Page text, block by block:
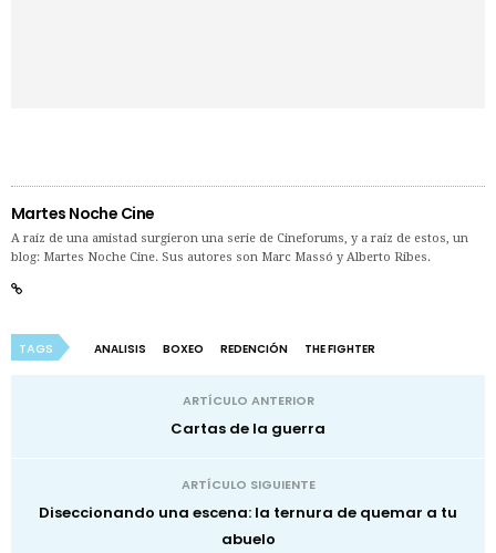
Martes Noche Cine
A raíz de una amistad surgieron una serie de Cineforums, y a raíz de estos, un
blog: Martes Noche Cine. Sus autores son Marc Massó y Alberto Ribes.
TAGS ANALISIS BOXEO REDENCIÓN THE FIGHTER
ARTÍCULO ANTERIOR
Cartas de la guerra
ARTÍCULO SIGUIENTE
Diseccionando una escena: la ternura de quemar a tu
abuelo